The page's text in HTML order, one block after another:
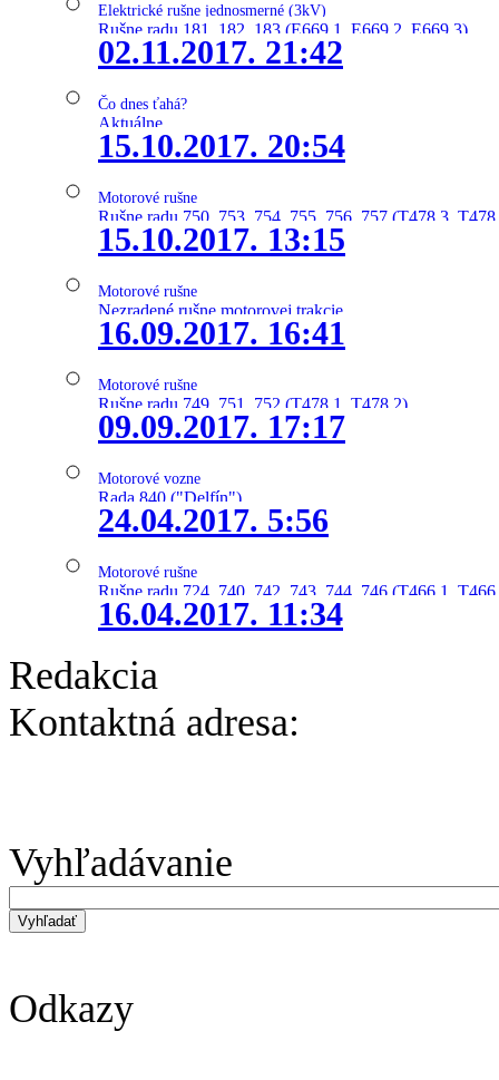
Elektrické rušne jednosmerné (3kV)
Rušne radu 181, 182, 183 (E669.1, E669.2, E669.3)
02.11.2017. 21:42
Čo dnes ťahá?
Aktuálne
15.10.2017. 20:54
Motorové rušne
Rušne radu 750, 753, 754, 755, 756, 757 (T478.3,
15.10.2017. 13:15
Motorové rušne
Nezradené rušne motorovej trakcie
16.09.2017. 16:41
Motorové rušne
Rušne radu 749, 751, 752 (T478.1, T478.2)
09.09.2017. 17:17
Motorové vozne
Rada 840 ("Delfín")
24.04.2017. 5:56
Motorové rušne
Rušne radu 724, 740, 742, 743, 744, 746 (T466.1,
16.04.2017. 11:34
Redakcia
Kontaktná adresa:
Vyhľadávanie
Odkazy